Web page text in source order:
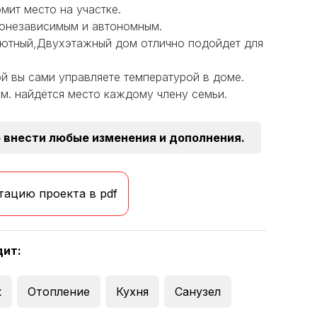
место на участке.
и автономным.
дом отлично подойдет для
вы сами управляете температурой в доме.
найдётся место каждому члену семьи.
любые изменения и дополнения.
проекта в pdf
Отопление Кухня Санузел